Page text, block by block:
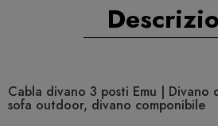
Cabla divano 3 posti Emu | Divano
sofa outdoor, divano componibile